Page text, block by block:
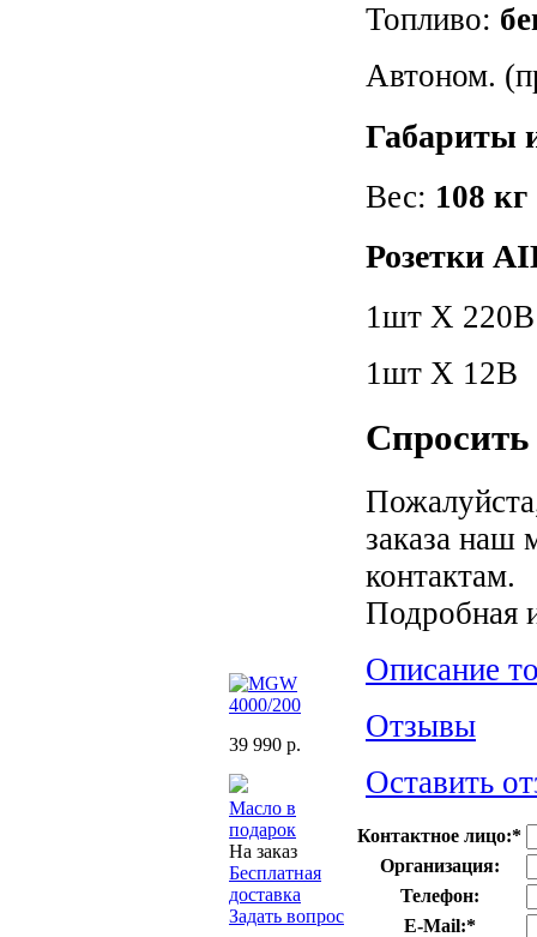
39 990 р.
Масло в
подарок
На заказ
Бесплатная
доставка
Задать вопрос
Топливо:
Автоном.
Габариты
Вес: 108 кг
Розетки
1шт Х
1шт Х 12В
Спросить
заказа наш
контактам.
Подробная
Описание
Отзывы
Оставить
Контактное лицо:*
Организация:
Телефон:
E-Mail:*